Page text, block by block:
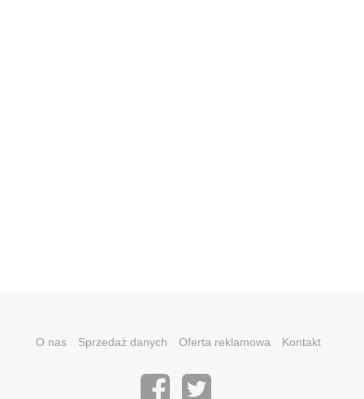
O nas Sprzedaż danych Oferta reklamowa Kontakt